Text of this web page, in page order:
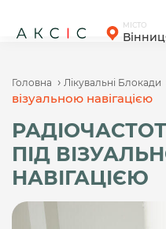
content
МІСТО
Головна › Лікувальні Блокади
візуальною навігацією
ПІД
НАВІГАЦІЄЮ